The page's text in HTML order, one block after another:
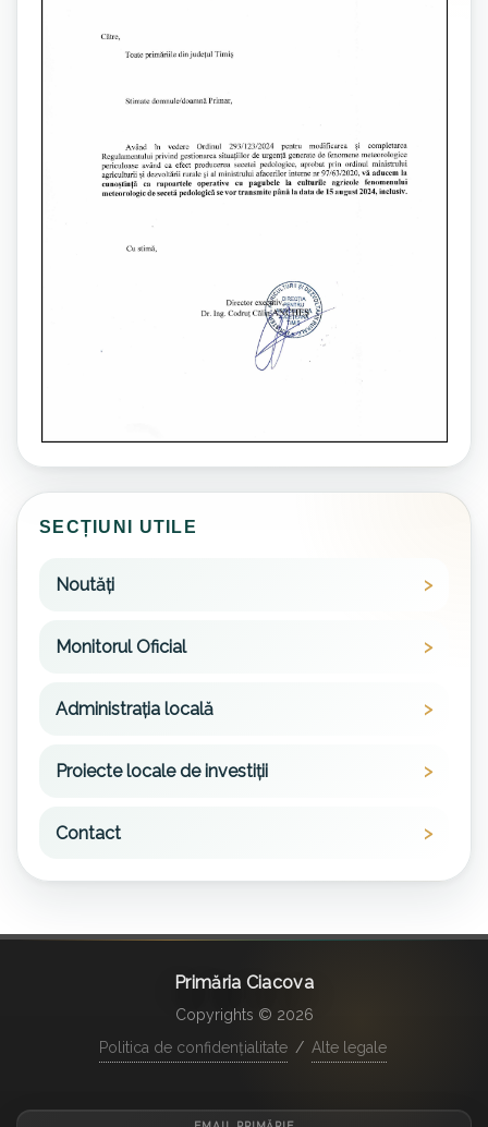
SECȚIUNI UTILE
Noutăți
Monitorul Oficial
Administrația locală
Proiecte locale de investiții
Contact
Primăria Ciacova
Copyrights © 2026
Politica de confidențialitate / Alte legale